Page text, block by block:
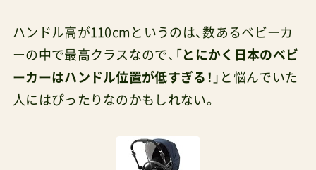
ハンドル高が110cmというのは、数あるベビーカ
ーの中で最高クラスなので、「 とにかく日本のベビ
ーカーはハンドル位置が低すぎる！ 」と悩んでいた
人にはぴったりなのかもしれない。